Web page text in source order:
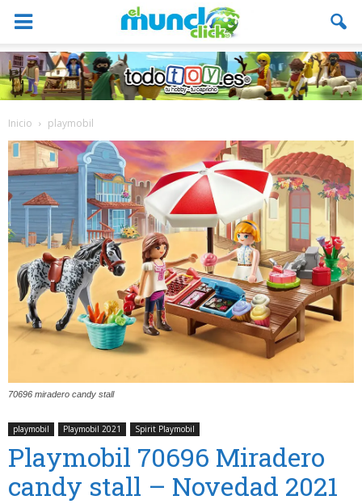
Inicio playmobil
70696 miradero candy stall
playmobil Playmobil 2021 Spirit Playmobil
Playmobil 70696 Miradero
candy stall – Novedad 2021